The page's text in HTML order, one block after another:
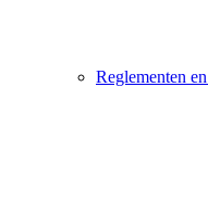
Reglementen